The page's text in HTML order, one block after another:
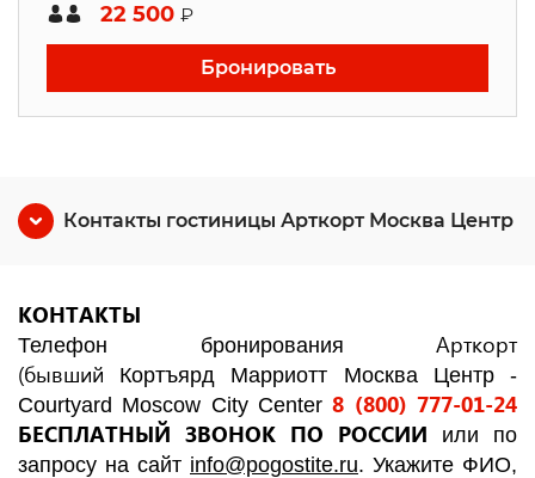
22 500 ₽
Бронировать
Контакты гостиницы Арткорт Москва Центр
КОНТАКТЫ
Телефон бронирования Арткорт
(бывший
Кортъярд Марриотт Москва Центр -
Courtyard Moscow City Center 8 (800) 777-01-24
БЕСПЛАТНЫЙ ЗВОНОК ПО РОССИИ
или по
запросу на сайт info@pogostite.ru. Укажите ФИО,